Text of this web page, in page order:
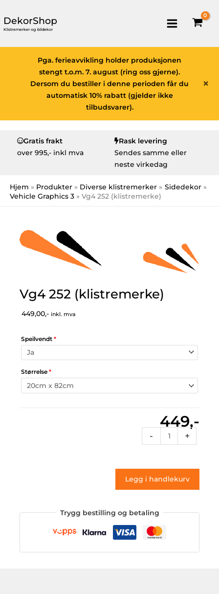
DekorShop
Klistremerker og bildekor
×
Pga. ferieavvikling holder produksjonen
stengt t.o.m. 7. august (ring oss gjerne).
Dersom du bestiller i denne perioden får du
automatisk 10% rabatt (gjelder ikke
tilbudsvarer).
Gratis frakt
over 995,- inkl mva
Rask levering
Sendes samme eller
neste virkedag
Hjem Produkter Diverse klistremerker
Sidedekor
Vehicle Graphics 3
Vg4 252 (klistremerke)
Vg4 252 (klistremerke)
449,00,- inkl. mva
Speilvendt *
Størrelse *
449,-
-
252
antall
+
Legg i handlekurv
Trygg bestilling og betaling